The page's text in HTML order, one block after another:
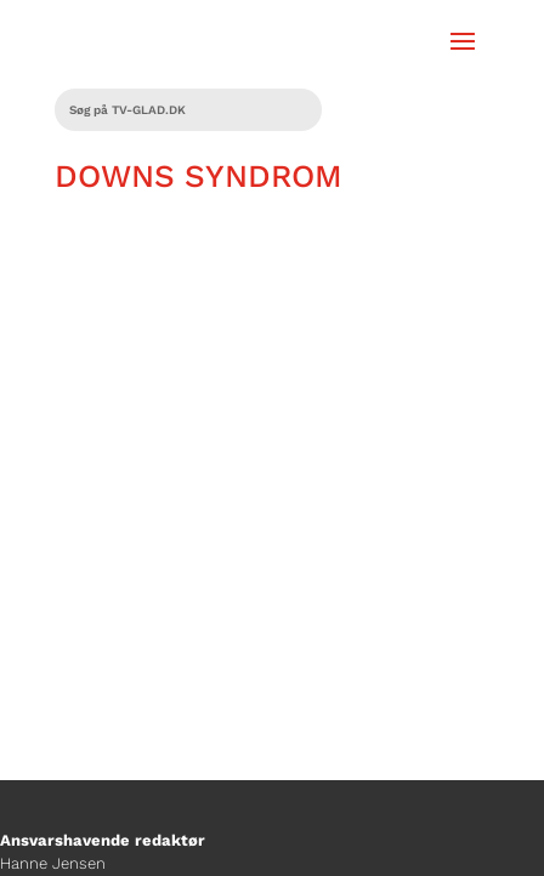
DOWNS SYNDROM
Ansvarshavende redaktør
Hanne Jensen